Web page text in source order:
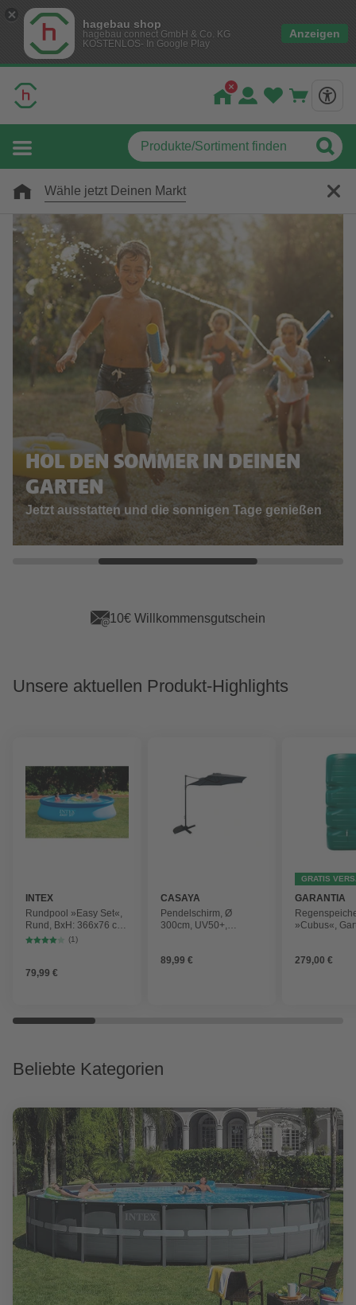
hagebau shop
hagebau connect GmbH & Co. KG
KOSTENLOS- In Google Play
Anzeigen
Wähle jetzt Deinen Markt
HOL DEN SOMMER IN DEINEN
GARTEN
Jetzt ausstatten und die sonnigen Tage genießen
Unsere aktuellen Produkt-Highlights
INTEX
Rundpool »Easy Set«,
Rund, BxH: 366x76 cm,
blau
(1)
79,99 €
CASAYA
Pendelschirm, Ø
300cm, UV50+,
89,99 €
GRATIS
GARANTIA
»Cubus«,
279,00 €
Beliebte Kategorien